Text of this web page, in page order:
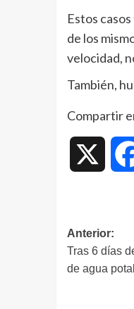
Estos
de los
velocidad,
También,
Compartir
Anterior:
Tras 6 días
de agua